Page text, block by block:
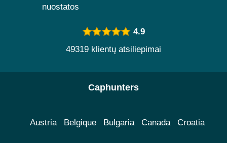
nuostatos
4.9
49319 klientų atsiliepimai
Caphunters
Austria Belgique Bulgaria Canada Croatia